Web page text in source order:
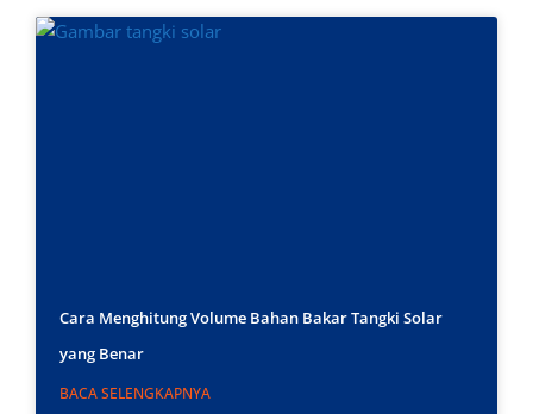
Cara Menghitung Volume Bahan Bakar Tangki Solar
yang Benar
BACA SELENGKAPNYA